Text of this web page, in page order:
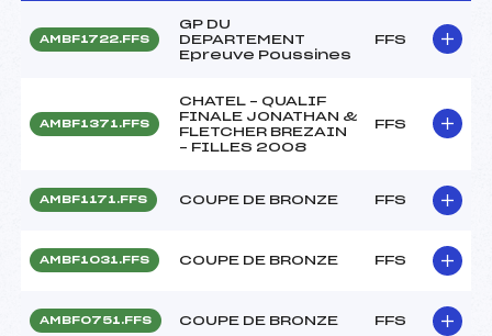
AMBF1722.FFS
GP DU
DEPARTEMENT
Epreuve Poussines
FFS
AMBF1371.FFS
CHATEL – QUALIF
FINALE JONATHAN &
FLETCHER BREZAIN
– FILLES 2008
FFS
AMBF1171.FFS COUPE DE BRONZE FFS
AMBF1031.FFS COUPE DE BRONZE FFS
AMBF0751.FFS COUPE DE BRONZE FFS